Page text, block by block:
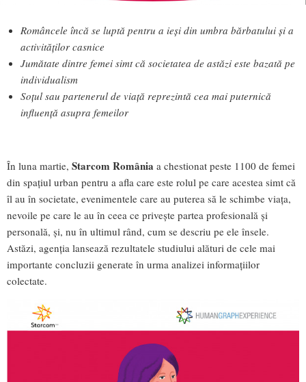
Româncele încă se luptă pentru a ieși din umbra bărbatului și a
activităților casnice
Jumătate dintre femei simt că societatea de astăzi este bazată pe
individualism
Soțul sau partenerul de viață reprezintă cea mai puternică
influență asupra femeilor
În luna martie, Starcom România a chestionat peste 1100 de femei
din spațiul urban pentru a afla care este rolul pe care acestea simt că
îl au în societate, evenimentele care au puterea să le schimbe viața,
nevoile pe care le au în ceea ce privește partea profesională și
personală, și, nu în ultimul rând, cum se descriu pe ele însele.
Astăzi, agenția lansează rezultatele studiului alături de cele mai
importante concluzii generate în urma analizei informațiilor
colectate.